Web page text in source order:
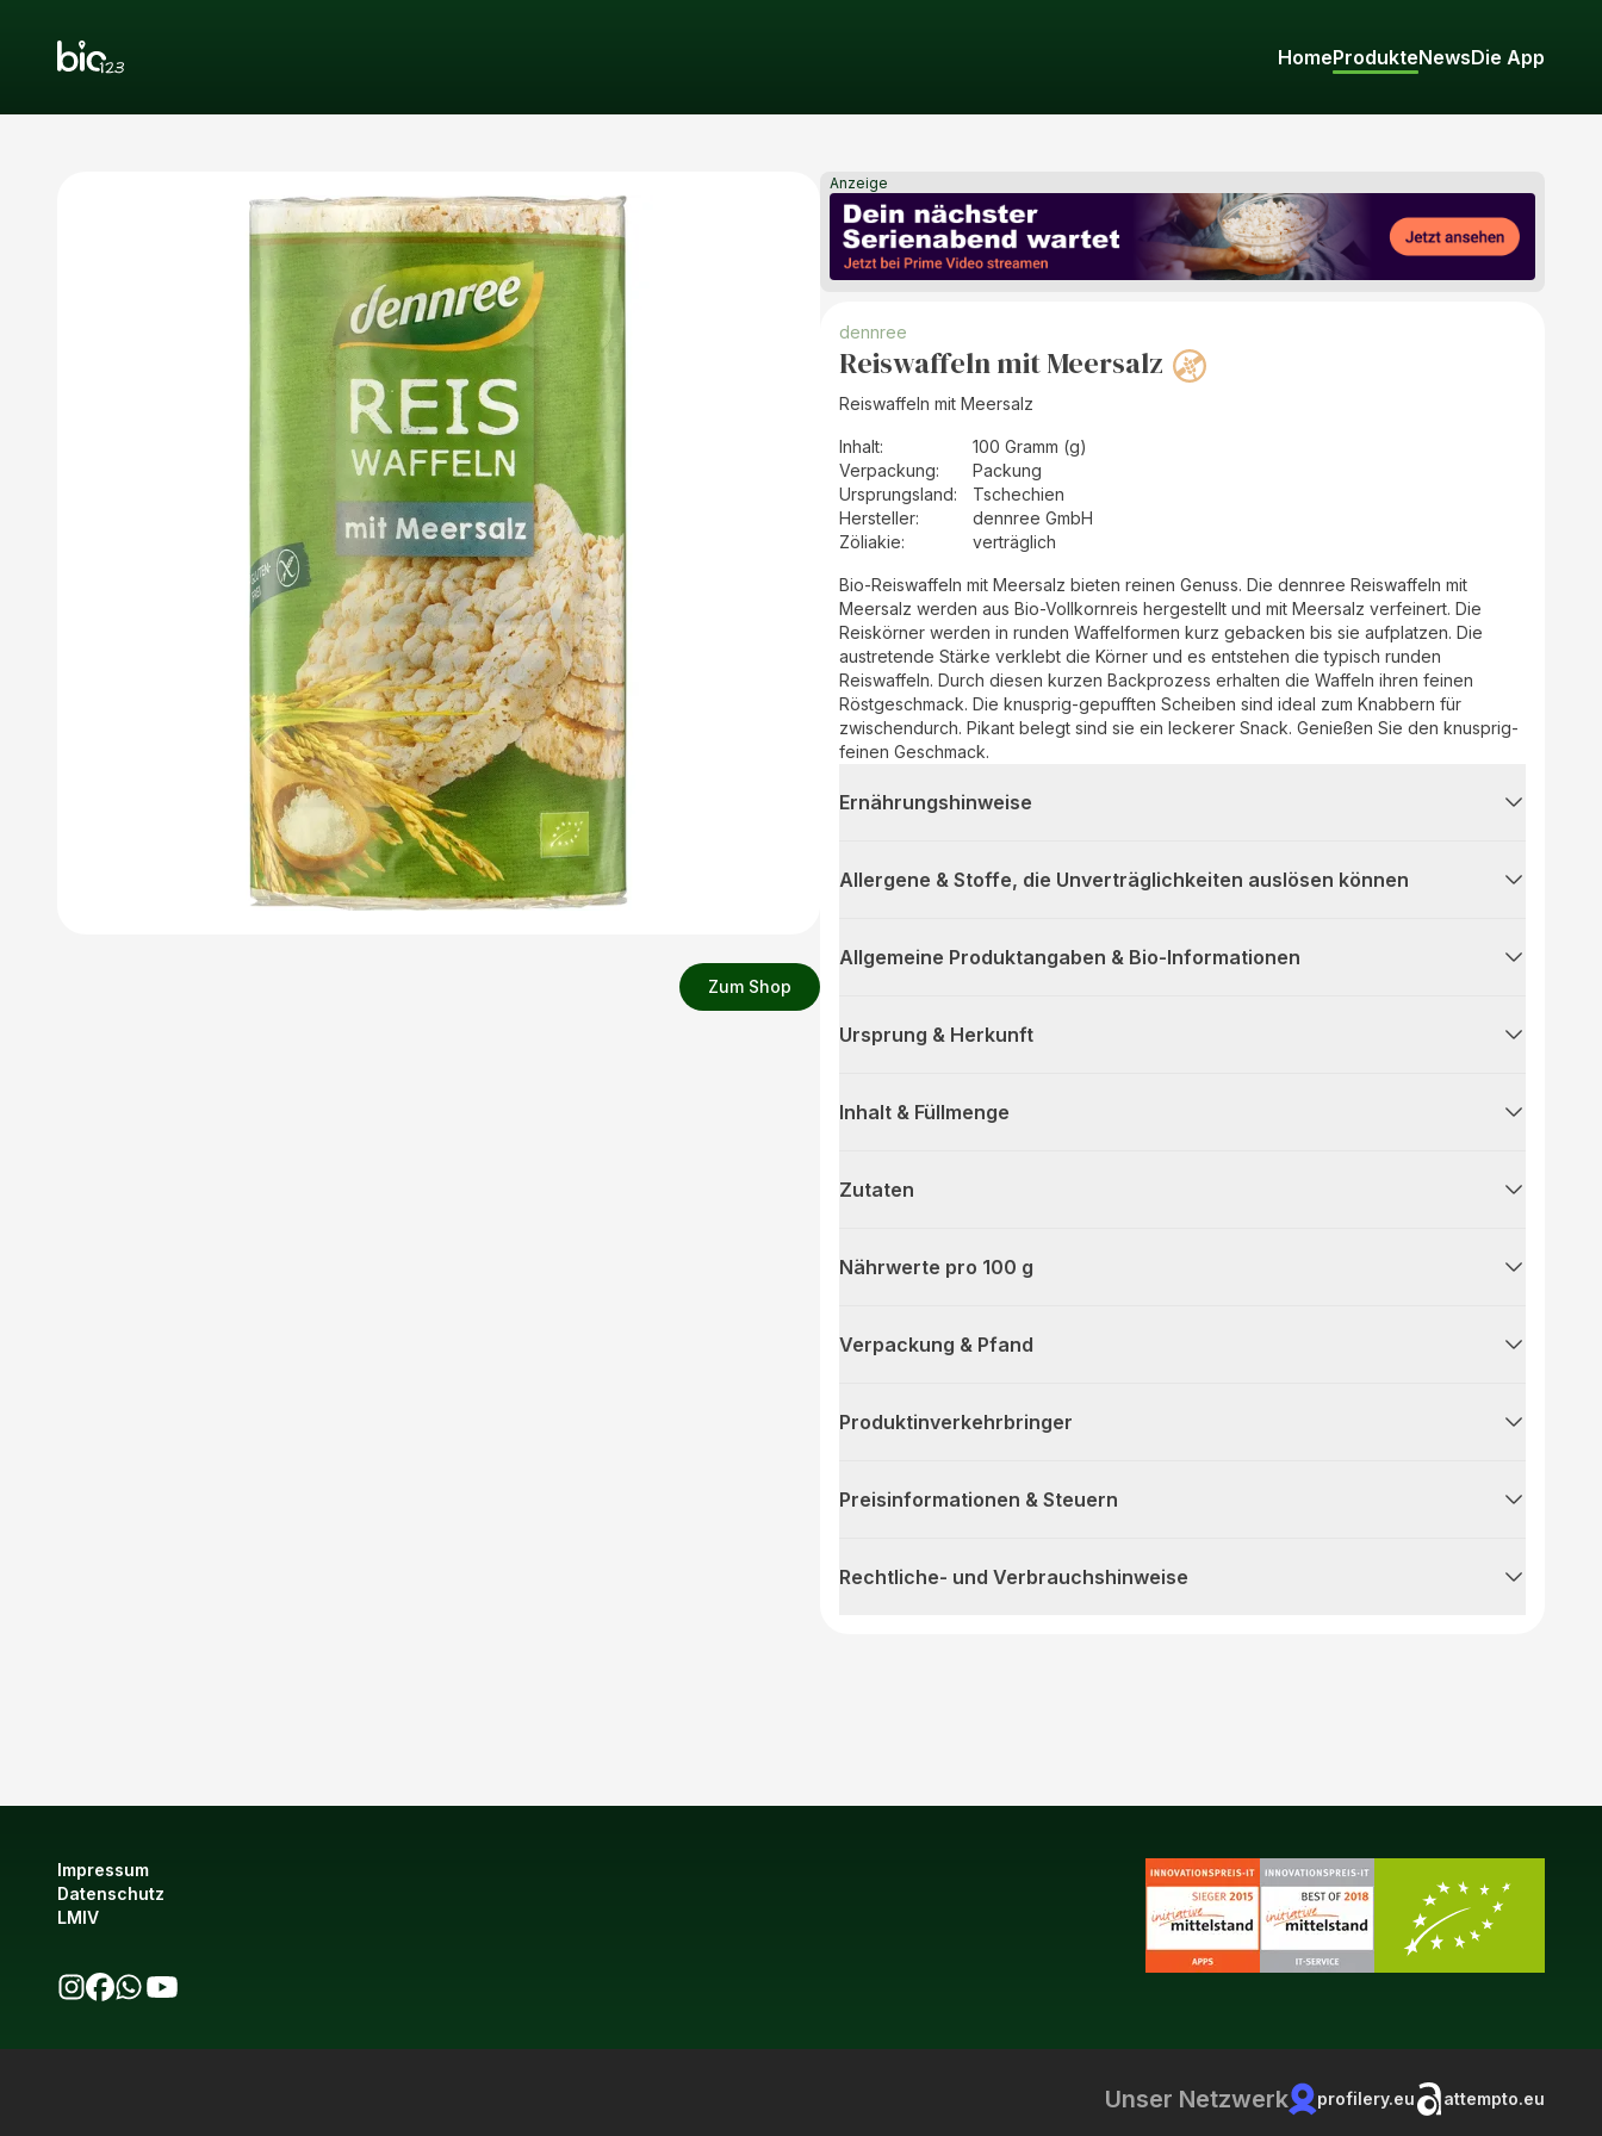
HomeProdukteNewsDie App
Zum Shop
Anzeige
dennree
Reiswaffeln mit Meersalz
Reiswaffeln mit Meersalz
Inhalt:
100 Gramm (g)
Verpackung:
Packung
Ursprungsland:
Tschechien
Hersteller:
dennree GmbH
Zöliakie:
verträglich
Bio-Reiswaffeln mit Meersalz bieten reinen Genuss. Die dennree Reiswaffeln mit
Meersalz werden aus Bio-Vollkornreis hergestellt und mit Meersalz verfeinert. Die
Reiskörner werden in runden Waffelformen kurz gebacken bis sie aufplatzen. Die
austretende Stärke verklebt die Körner und es entstehen die typisch runden
Reiswaffeln. Durch diesen kurzen Backprozess erhalten die Waffeln ihren feinen
Röstgeschmack. Die knusprig-gepufften Scheiben sind ideal zum Knabbern für
zwischendurch. Pikant belegt sind sie ein leckerer Snack. Genießen Sie den knusprig-
feinen Geschmack.
Ernährungshinweise
Allergene & Stoffe, die Unverträglichkeiten auslösen können
Allgemeine Produktangaben & Bio-Informationen
Ursprung & Herkunft
Inhalt & Füllmenge
Zutaten
Nährwerte pro 100 g
Verpackung & Pfand
Produktinverkehrbringer
Preisinformationen & Steuern
Rechtliche- und Verbrauchshinweise
Impressum
Datenschutz
LMIV
Unser Netzwerk profilery.eu attempto.eu